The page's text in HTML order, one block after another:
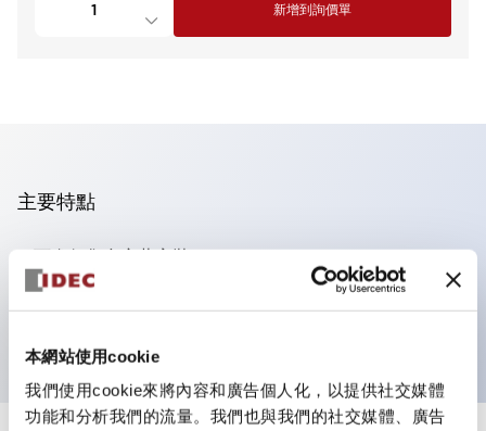
本網站使用cookie
我們使用cookie來將內容和廣告個人化，以提供社交媒體
功能和分析我們的流量。我們也與我們的社交媒體、廣告
新增到詢價單
主要特點
可進行集合密著安裝
附鎖選擇開關採用高安全性的彈子鎖結構